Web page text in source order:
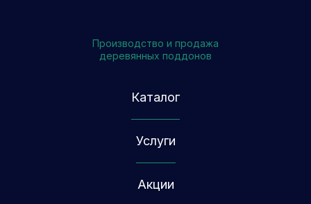
Производство и продажа
деревянных поддонов
Каталог
Услуги
Акции